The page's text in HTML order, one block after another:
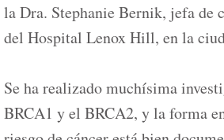
la Dra. Stephanie Bernik, jefa de
del Hospital Lenox Hill, en la
Se ha realizado muchísima
BRCA1 y el BRCA2, y la forma